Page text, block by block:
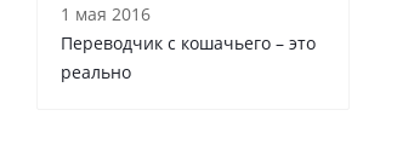
1 мая 2016
Переводчик с кошачьего – это
реально